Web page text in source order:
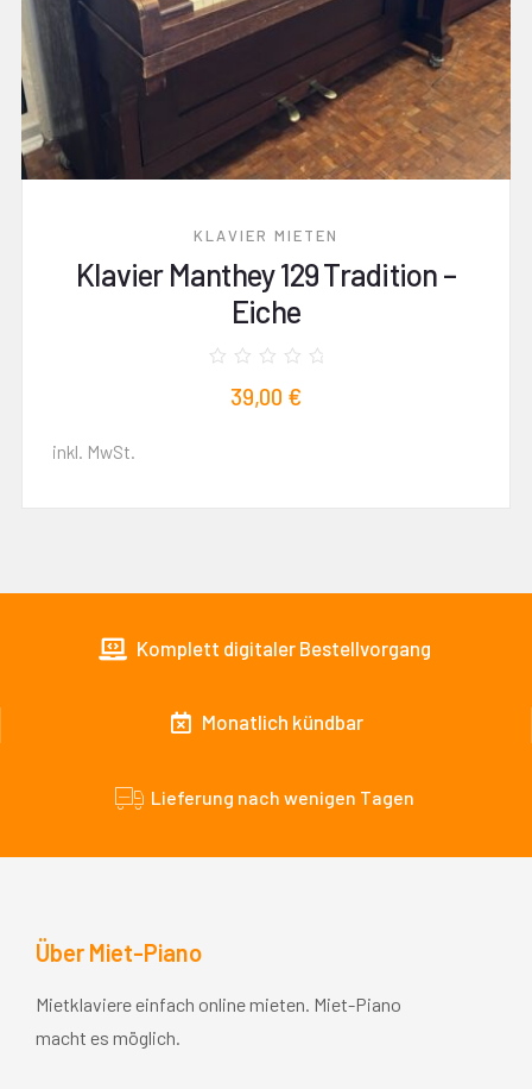
KLAVIER MIETEN
Klavier Manthey 129 Tradition –
Eiche
39,00 €
inkl. MwSt.
Komplett digitaler Bestellvorgang
Monatlich kündbar
Lieferung nach wenigen Tagen
Über Miet-Piano
Mietklaviere einfach online mieten. Miet-Piano
macht es möglich.